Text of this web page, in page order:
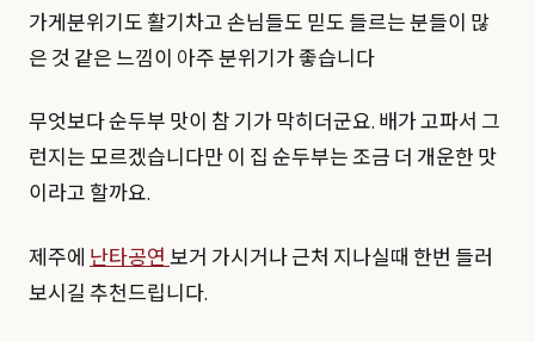
가게분위기도 활기차고 손님들도 믿도 들르는 분들이 많
은 것 같은 느낌이 아주 분위기가 좋습니다
무엇보다 순두부 맛이 참 기가 막히더군요. 배가 고파서 그
런지는 모르겠습니다만 이 집 순두부는 조금 더 개운한 맛
이라고 할까요.
제주에 난타공연보거 가시거나 근처 지나실때 한번 들러
보시길 추천드립니다.